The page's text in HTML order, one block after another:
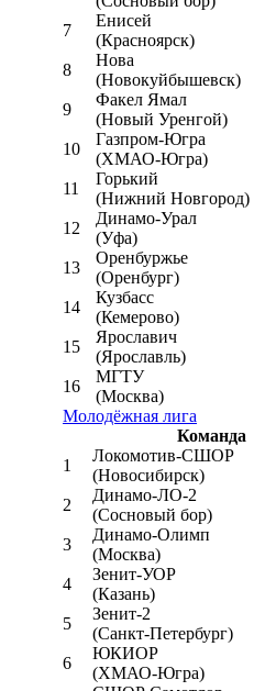
7
Енисей
(Красноярск)
8
Нова
(Новокуйбышевск)
9
Факел Ямал
(Новый Уренгой)
10
Газпром-Югра
(ХМАО-Югра)
11
Горький
(Нижний Новгород)
12
Динамо-Урал
(Уфа)
13
Оренбуржье
(Оренбург)
14
Кузбасс
(Кемерово)
15
Ярославич
(Ярославль)
16
МГТУ
(Москва)
Молодёжная лига
Команда
1
Локомотив-CШОР
(Новосибирск)
2
Динамо-ЛО-2
(Сосновый бор)
3
Динамо-Олимп
(Москва)
4
Зенит-УОР
(Казань)
5
Зенит-2
(Санкт-Петербург)
6
ЮКИОР
(ХМАО-Югра)